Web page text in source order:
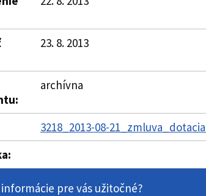
23. 8. 2013
archívna
3218_2013-08-
pre vás užitočné?